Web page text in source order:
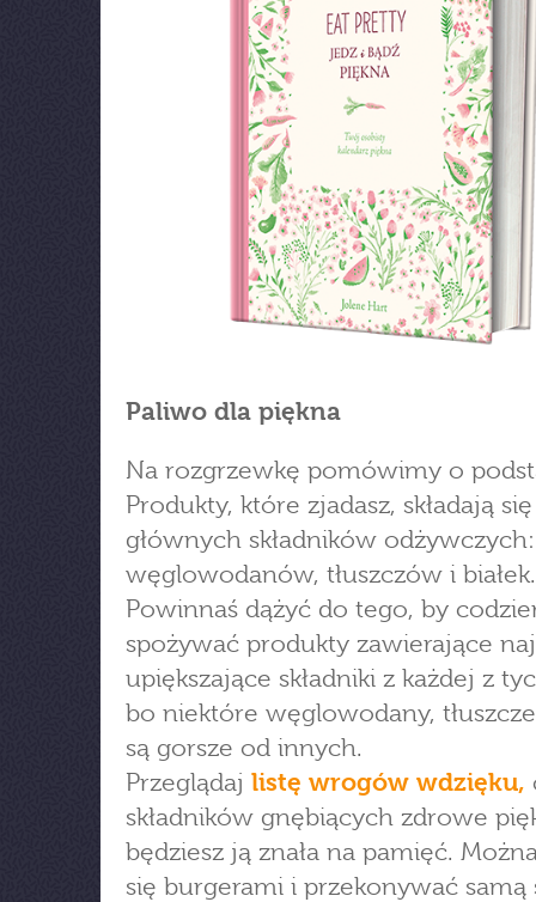
Paliwo dla piękna
Na rozgrzewkę pomówimy o
Produkty, które zjadasz, składają
głównych składników odżywczych:
węglowodanów, tłuszczów i białek.
Powinnaś dążyć do tego, by
spożywać produkty zawierające
upiększające składniki z każdej z
bo niektóre węglowodany, tłuszcze
są gorsze od innych.
Przeglądaj listę wrogów wdzięku,
składników gnębiących zdrowe
będziesz ją znała na pamięć.
się burgerami i przekonywać samą